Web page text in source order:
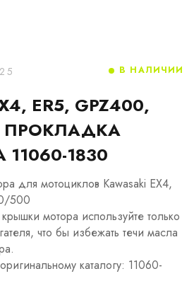
ER5, GPZ400,
ПРОКЛАДКА
1830
для мотоциклов Kawasaki EX4,
500
мотора используйте только
что бы избежать течи масла
каталогу: 11060-
В НАЛИЧИИ